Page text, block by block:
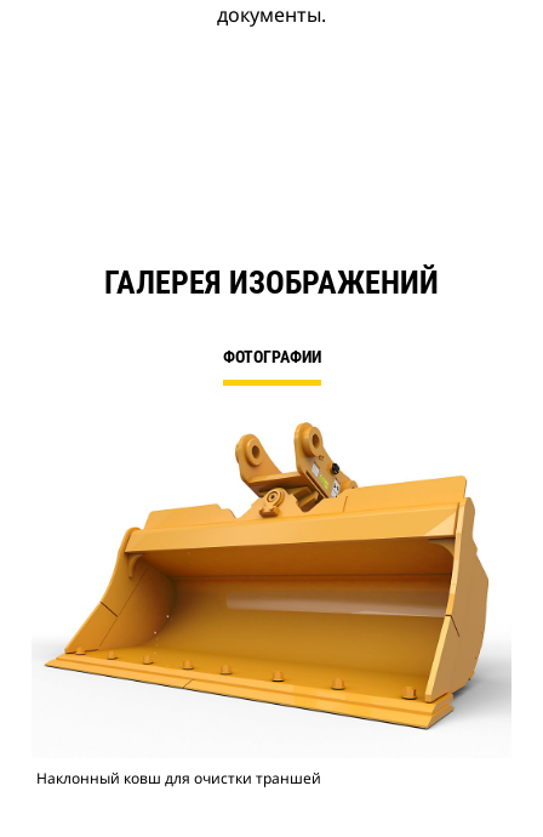
документы.
ГАЛЕРЕЯ ИЗОБРАЖЕНИЙ
ФОТОГРАФИИ
Наклонный ковш для очистки траншей